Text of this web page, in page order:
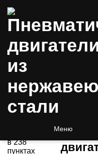
Меню
3000
пунктов
Получить
оборудование
инструменты
в 238
пунктах